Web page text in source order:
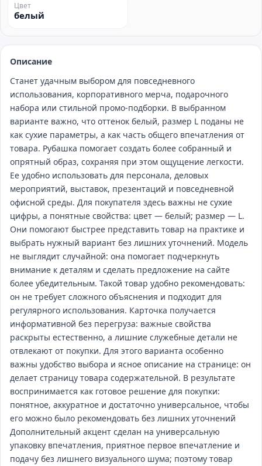
Цвет
белый
Описание
Станет удачным выбором для повседневного
использования, корпоративного мерча, подарочного
набора или стильной промо‑подборки. В выбранном
варианте важно, что оттенок белый, размер L поданы не
как сухие параметры, а как часть общего впечатления от
товара. Рубашка помогает создать более собранный и
опрятный образ, сохраняя при этом ощущение легкости.
Ее удобно использовать для персонала, деловых
мероприятий, выставок, презентаций и повседневной
офисной среды. Для покупателя здесь важны не сухие
цифры, а понятные свойства: цвет — белый; размер — L.
Они помогают быстрее представить товар на практике и
выбрать нужный вариант без лишних уточнений. Модель
не выглядит случайной: она помогает подчеркнуть
внимание к деталям и сделать предложение на сайте
более убедительным. Такой товар удобно рекомендовать:
он не требует сложного объяснения и подходит для
регулярного использования. Карточка получается
информативной без перегруза: важные свойства
раскрыты естественно, а лишние служебные детали не
отвлекают от покупки. Для этого варианта особенно
важны удобство выбора и ясное описание на странице: он
делает страницу товара содержательной. В результате
воспринимается как готовое решение для покупки:
понятное, аккуратное и достаточно универсальное, чтобы
его можно было рекомендовать без лишних уточнений
Дополнительный акцент сделан на универсальную
упаковку впечатления, приятное первое впечатление и
подачу без лишнего визуального шума; поэтому товар